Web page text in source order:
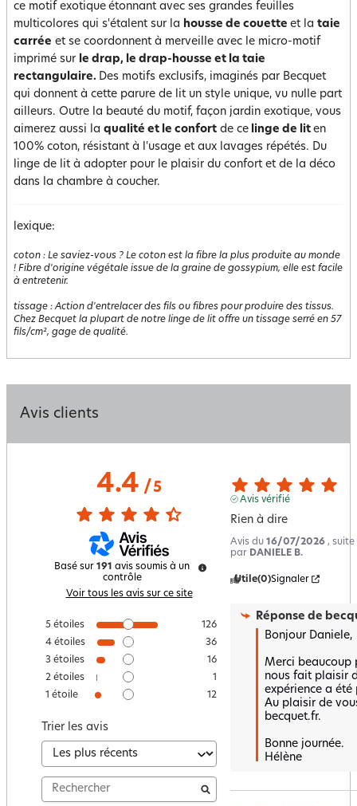
ce motif exotique étonnant avec ses grandes feuilles
multicolores qui s'étalent sur la housse de couette et la taie
carrée et se coordonnent à merveille avec le micro-motif
imprimé sur le drap, le drap-housse et la taie
rectangulaire. Des motifs exclusifs, imaginés par Becquet
qui donnent à cette parure de lit un style unique, vu nulle part
ailleurs. Outre la beauté du motif, façon jardin exotique, vous
aimerez aussi la qualité et le confort de ce linge de lit en
100% coton, résistant à l'usage et aux lavages répétés. Du
linge de lit à adopter pour le plaisir du confort et de la déco
dans la chambre à coucher.
lexique:
coton : Le saviez-vous ? Le coton est la fibre la plus produite au monde
! Fibre d'origine végétale issue de la graine de gossypium, elle est facile
à entretenir.
tissage :Action d'entrelacer des fils ou fibres pour produire des tissus.
Chez Becquet la plupart de notre linge de lit offre un tissage serré en 57
fils/cm², gage de qualité.
Avis clients
4.4/ 5
Basé sur 191 avis soumis à un
contrôle
Voir tous les avis sur ce site
5 étoiles
126
4 étoiles
36
3 étoiles
16
2 étoiles
1
1 étoile 12
Trier les avis
Avis vérifié
Rien à dire
Avis du 16/07/2026 , suite
par DANIELE B.
Utile(0)Signaler
Réponse de
Bonjour Daniele,
Merci beaucoup
nous fait plaisir
expérience a
Au plaisir de
becquet.fr.
Bonne journée.
Hélène